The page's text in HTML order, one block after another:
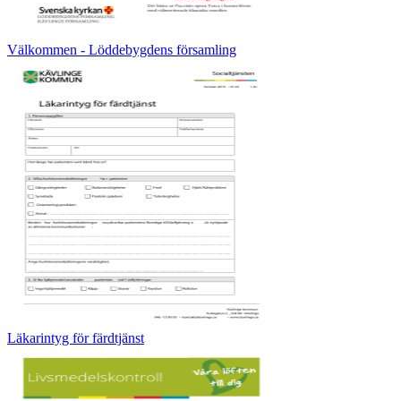
Välkommen - Löddebygdens församling
Läkarintyg för färdtjänst